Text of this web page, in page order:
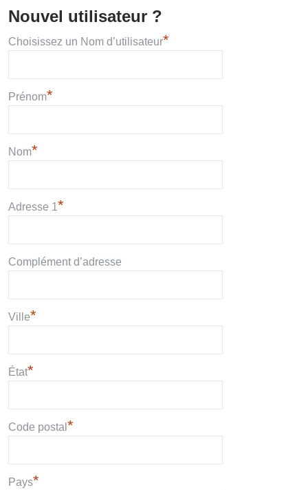
Nouvel utilisateur ?
Choisissez un Nom d’utilisateur*
Prénom*
Nom*
Adresse 1 *
Complément d’adresse
Ville*
État*
Code postal *
Pays*